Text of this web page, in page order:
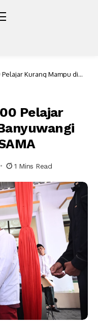
Kurang Mampu di
Pelajar
1 Mins Read